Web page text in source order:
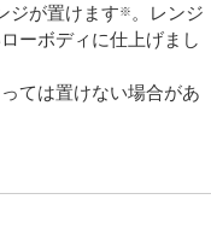
ジが置けます※ 。レンジ
ーボディに仕上げまし
ては置けない場合があ